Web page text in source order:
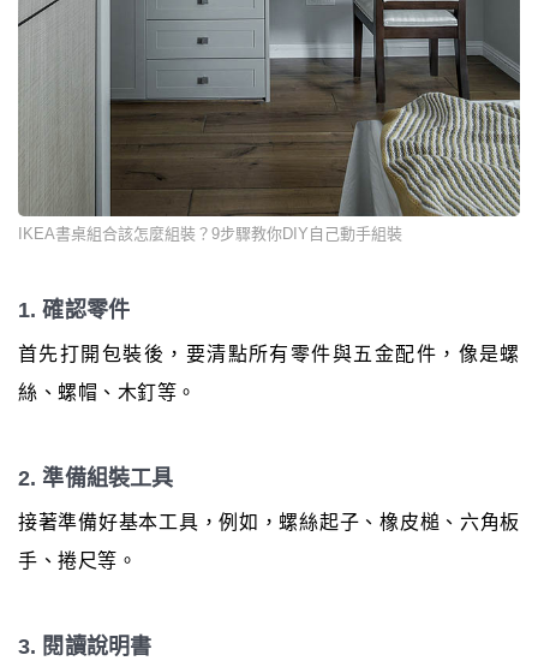
IKEA書桌組合該怎麼組裝？9步驟教你DIY自己動手組裝
1. 確認零件
首先打開包裝後，要清點所有零件與五金配件，像是螺
絲、螺帽、木釘等。
2. 準備組裝工具
接著準備好基本工具，例如，螺絲起子、橡皮槌、六角板
手、捲尺等。
3. 閱讀說明書